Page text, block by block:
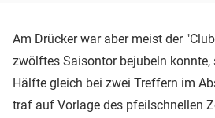
Am Drücker war aber meist der
zwölftes Saisontor bejubeln konnte,
Hälfte gleich bei zwei Treffern im
traf auf Vorlage des pfeilschnellen